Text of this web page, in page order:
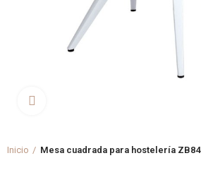
Inicio Mesa cuadrada para hostelería ZB84